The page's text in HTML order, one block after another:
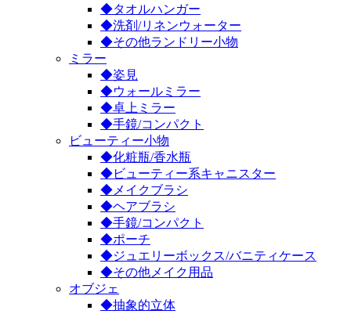
◆タオルハンガー
◆洗剤/リネンウォーター
◆その他ランドリー小物
ミラー
◆姿見
◆ウォールミラー
◆卓上ミラー
◆手鏡/コンパクト
ビューティー小物
◆化粧瓶/香水瓶
◆ビューティー系キャニスター
◆メイクブラシ
◆ヘアブラシ
◆手鏡/コンパクト
◆ポーチ
◆ジュエリーボックス/バニティケース
◆その他メイク用品
オブジェ
◆抽象的立体